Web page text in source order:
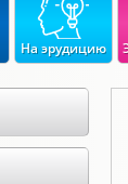
На эрудицию